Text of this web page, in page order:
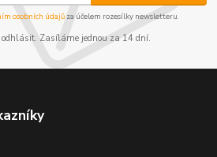
osobních údajůza účelem rozesílky newsletteru.
odhlásit. Zasíláme jednou za 14 dní.